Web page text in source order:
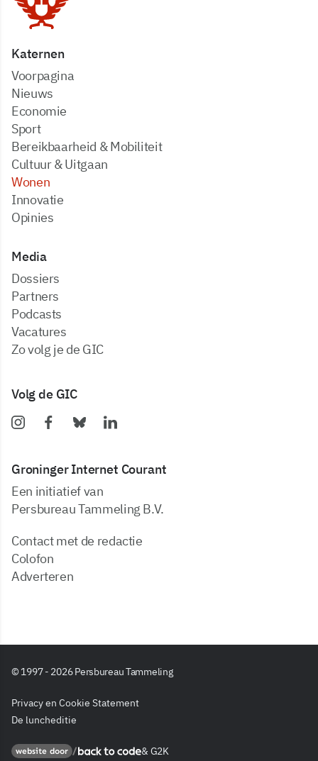
Katernen
Voorpagina
Nieuws
Economie
Sport
Bereikbaarheid & Mobiliteit
Cultuur & Uitgaan
Wonen
Innovatie
Opinies
Media
dossiers
partners
podcasts
vacatures
zo volg je de GIC
Volg de GIC
Groninger Internet Courant
Een initiatief van
Persbureau Tammeling B.V.
Contact met de redactie
Colofon
Adverteren
© 1997 - 2026 Persbureau Tammeling
Privacy en Cookie Statement
De luncheditie
website doorBack to code & G2K